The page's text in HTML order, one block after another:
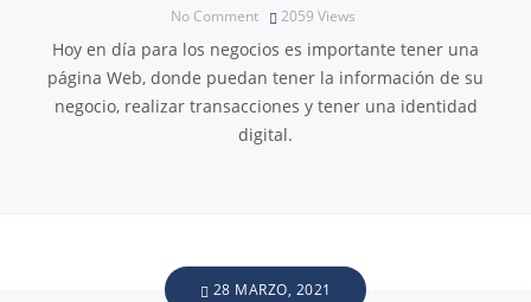
No Comment
2059 Views
Hoy en día para los negocios es importante tener una
página Web, donde puedan tener la información de su
negocio, realizar transacciones y tener una identidad
digital.
28 MARZO, 2021